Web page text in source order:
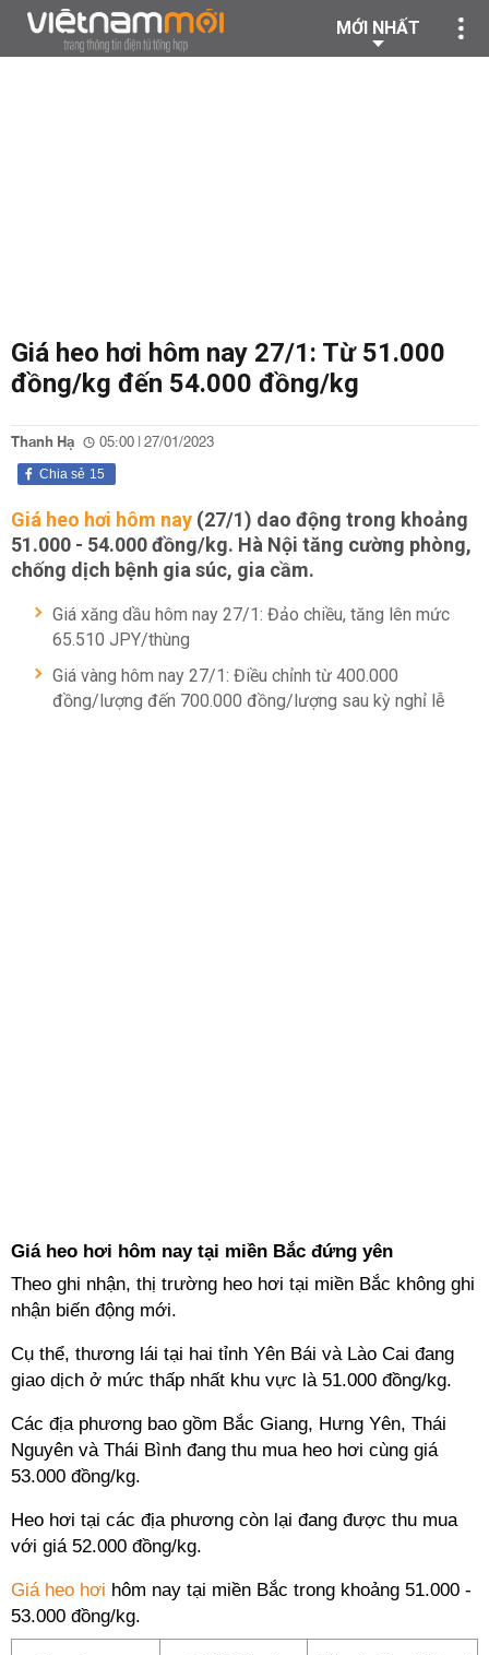
MỚI NHẤT
Giá heo hơi hôm nay 27/1: Từ 51.000
đồng/kg đến 54.000 đồng/kg
Thanh Hạ 05:00 | 27/01/2023
15
Chia sẻ
Giá heo hơi hôm nay (27/1) dao động trong khoảng
51.000 - 54.000 đồng/kg. Hà Nội tăng cường phòng,
chống dịch bệnh gia súc, gia cầm.
Giá xăng dầu hôm nay 27/1: Đảo chiều, tăng lên mức
65.510 JPY/thùng
Giá vàng hôm nay 27/1: Điều chỉnh từ 400.000
đồng/lượng đến 700.000 đồng/lượng sau kỳ nghỉ lễ
Giá heo hơi hôm nay tại miền Bắc đứng yên
Theo ghi nhận, thị trường heo hơi tại miền Bắc không ghi
nhận biến động mới.
Cụ thể, thương lái tại hai tỉnh Yên Bái và Lào Cai đang
giao dịch ở mức thấp nhất khu vực là 51.000 đồng/kg.
Các địa phương bao gồm Bắc Giang, Hưng Yên, Thái
Nguyên và Thái Bình đang thu mua heo hơi cùng giá
53.000 đồng/kg.
Heo hơi tại các địa phương còn lại đang được thu mua
với giá 52.000 đồng/kg.
Giá heo hơi hôm nay tại miền Bắc trong khoảng 51.000 -
53.000 đồng/kg.